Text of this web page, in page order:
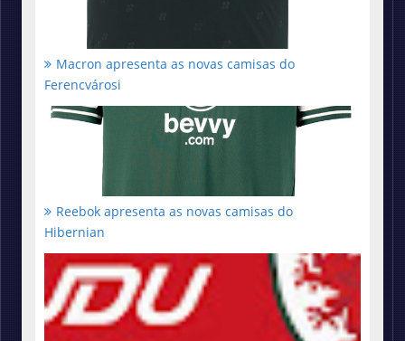
Macron apresenta as novas camisas do
Ferencvárosi
Reebok apresenta as novas camisas do
Hibernian